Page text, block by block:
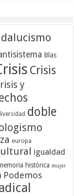
Blas
Crisis
y
doble
europa
igualdad
histórica mujer
Podemos